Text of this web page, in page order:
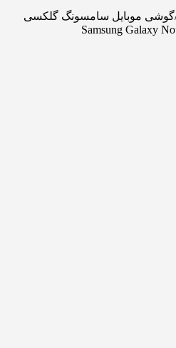
گوشی موبایل سامسونگ گلکسی